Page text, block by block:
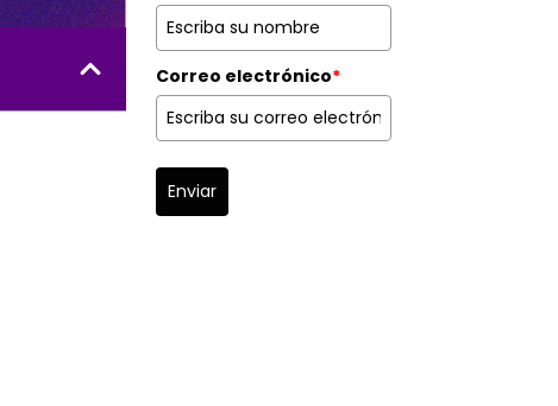
Correo electrónico*
Enviar